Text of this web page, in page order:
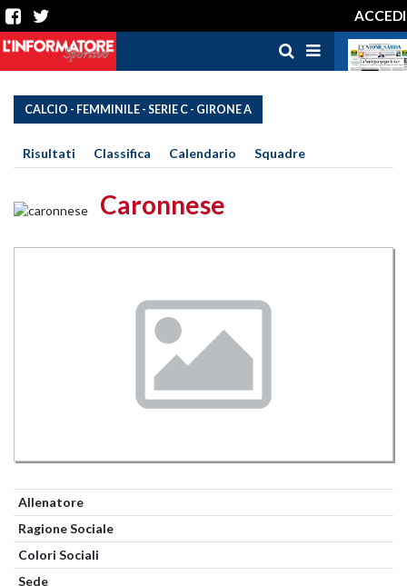
ACCEDI
CALCIO - FEMMINILE - SERIE C - GIRONE A
Risultati Classifica Calendario Squadre
Caronnese
Allenatore
Ragione Sociale
Colori Sociali
Sede